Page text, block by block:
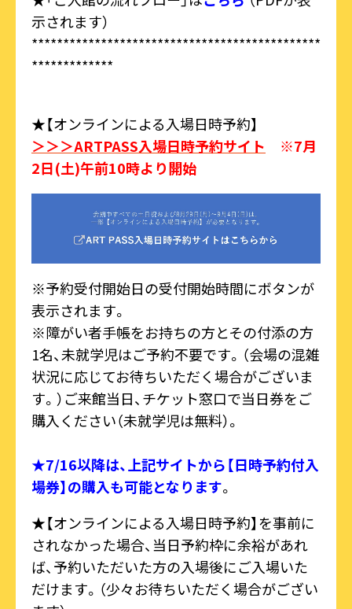
示されます）
**********************************************
*************
★【オンラインによる入場日時予約】
＞＞＞ARTPASS入場日時予約サイト
※7月
2日(土)午前10時より開始
※予約受付開始日の受付開始時間にボタンが
表示されます。
※障がい者手帳をお持ちの方とその付添の方
1名、未就学児はご予約不要です。（会場の混雑
状況に応じてお待ちいただく場合がございま
す。）ご来館当日、チケット窓口で当日券をご
購入ください（未就学児は無料）。
★7/16以降は、上記サイトから【日時予約付入
場券】の購入も可能となります。
★【オンラインによる入場日時予約】を事前に
されなかった場合、当日予約枠に余裕があれ
ば、予約いただいた方の入場後にご入場いた
だけます。（少々お待ちいただく場合がござい